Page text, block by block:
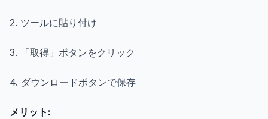
2. ツールに貼り付け
3. 「取得」ボタンをクリック
4. ダウンロードボタンで保存
メリット: